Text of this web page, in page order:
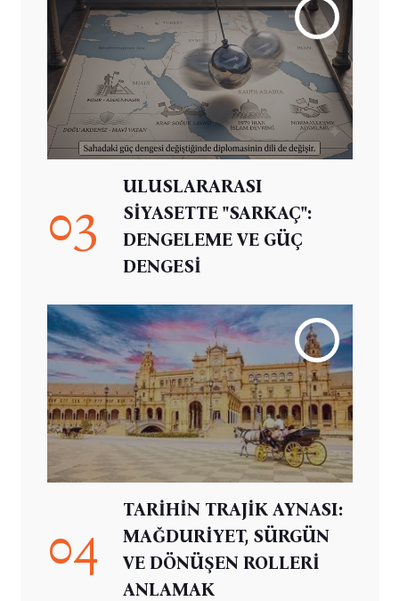
03
ULUSLARARASI
SİYASETTE "SARKAÇ":
DENGELEME VE GÜÇ
DENGESİ
04
TARİHİN TRAJİK AYNASI:
MAĞDURİYET, SÜRGÜN
VE DÖNÜŞEN ROLLERİ
ANLAMAK